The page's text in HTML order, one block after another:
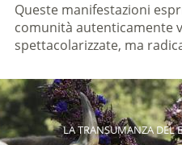
Queste manifestazioni
comunità autenticamente
spettacolarizzate, ma
LA TRANSUMANZA DEL